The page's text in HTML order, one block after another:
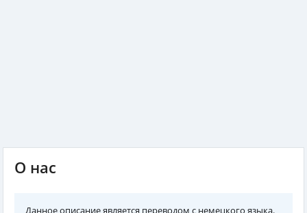
О нас
Данное описание является переводом с немецкого языка.